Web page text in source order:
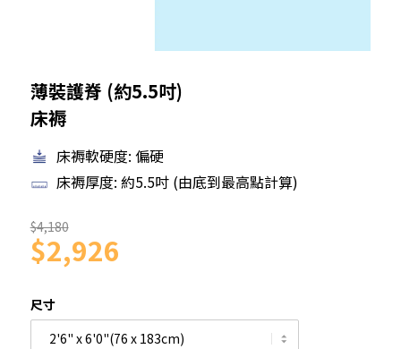
薄裝護脊 (約5.5吋)
床褥
床褥軟硬度: 偏硬
床褥厚度: 約5.5吋 (由底到最高點計算)
$4,180
$2,926
尺寸